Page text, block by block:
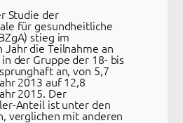
Studie der
für gesundheitliche
stieg im
Jahr die Teilnahme an
der Gruppe der 18- bis
an, von 5,7
2013 auf 12,8
2015. Der
Anteil ist unter den
verglichen mit anderen